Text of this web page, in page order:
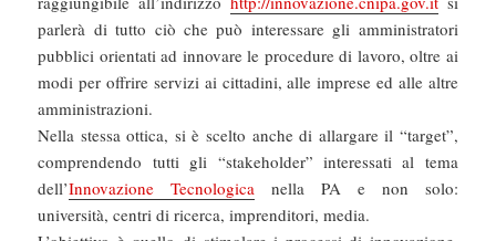
parlerà di tutto ciò che può interessare gli amministratori
pubblici orientati ad innovare le procedure di lavoro, oltre ai
modi per offrire servizi ai cittadini, alle imprese ed alle altre
amministrazioni.
Nella stessa ottica, si è scelto anche di allargare il “target”,
comprendendo tutti gli “stakeholder” interessati al tema
dell’Innovazione Tecnologica nella PA e non solo:
università, centri di ricerca, imprenditori, media.